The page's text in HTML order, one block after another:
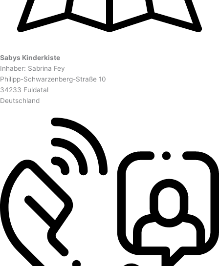
Sabys Kinderkiste
Inhaber: Sabrina Fey
Philipp-Schwarzenberg-Straße 10
34233 Fuldatal
Deutschland